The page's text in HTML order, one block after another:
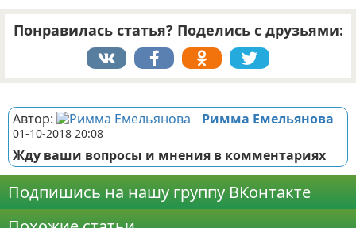
Понравилась статья? Поделись с друзьями:
Автор: Римма Емельянова
01-10-2018 20:08
Жду ваши вопросы и мнения в комментариях
Подпишись на нашу группу ВКонтакте